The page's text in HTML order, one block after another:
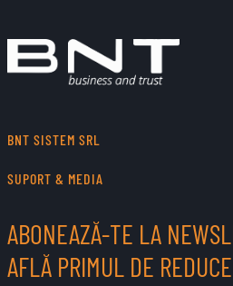
BNT SISTEM SRL
SUPORT & MEDIA
ABONEAZĂ-TE LA
AFLĂ PRIMUL DE